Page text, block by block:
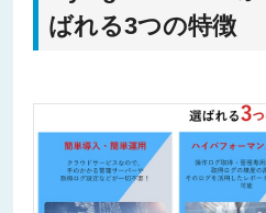
ばれる3つの特徴